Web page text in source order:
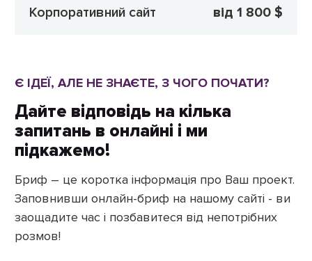
Корпоративний сайт від 1 800 $
Є ІДЕЇ, АЛЕ НЕ ЗНАЄТЕ, З ЧОГО ПОЧАТИ?
Дайте відповідь на кілька
запитань в онлайні і ми
підкажемо!
Бриф – це коротка інформація про Ваш проект.
Заповнивши онлайн-бриф на нашому сайті - ви
заощадите час і позбавитеся від непотрібних
розмов!